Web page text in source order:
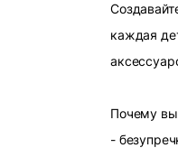
каждая
Почему
-